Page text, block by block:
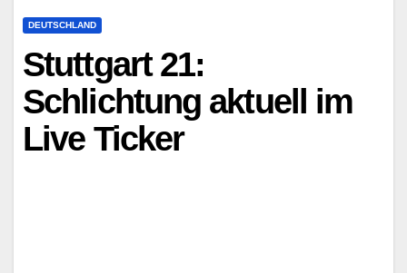
DEUTSCHLAND
Stuttgart 21:
Schlichtung aktuell im
Live Ticker